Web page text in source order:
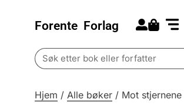
Forente Forlag
Search
for:
Hjem / Alle bøker / Mot stjernene